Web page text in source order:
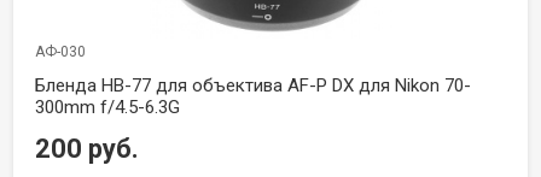
АФ-030
Бленда HB-77 для объектива AF-P DX для Nikon 70-
300mm f/4.5-6.3G
200 руб.